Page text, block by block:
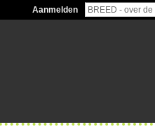
Aanmelden